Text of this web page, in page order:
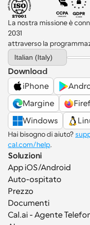
La nostra missione è
2031
attraverso la
Select Language
Italian (Italy)
Download
iPhone
Margine
Windows
Hai bisogno di aiuto?
cal.com/help.
Soluzioni
App iOS/Android
Auto-ospitato
Prezzo
Documenti
Cal.ai - Agente